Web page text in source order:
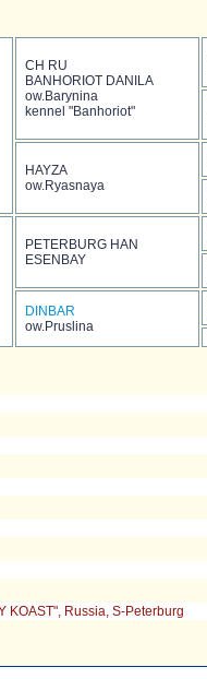
CH RU
BANHORIOT DANILA
ow.Barynina
kennel "Banhoriot"
HAYZA
ow.Ryasnaya
PETERBURG HAN
ESENBAY
DINBAR
ow.Pruslina
KOAST", Russia, S-Peterburg